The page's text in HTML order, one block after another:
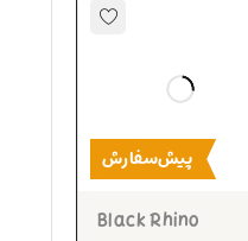
پیش‌سفارش
Black Rhino